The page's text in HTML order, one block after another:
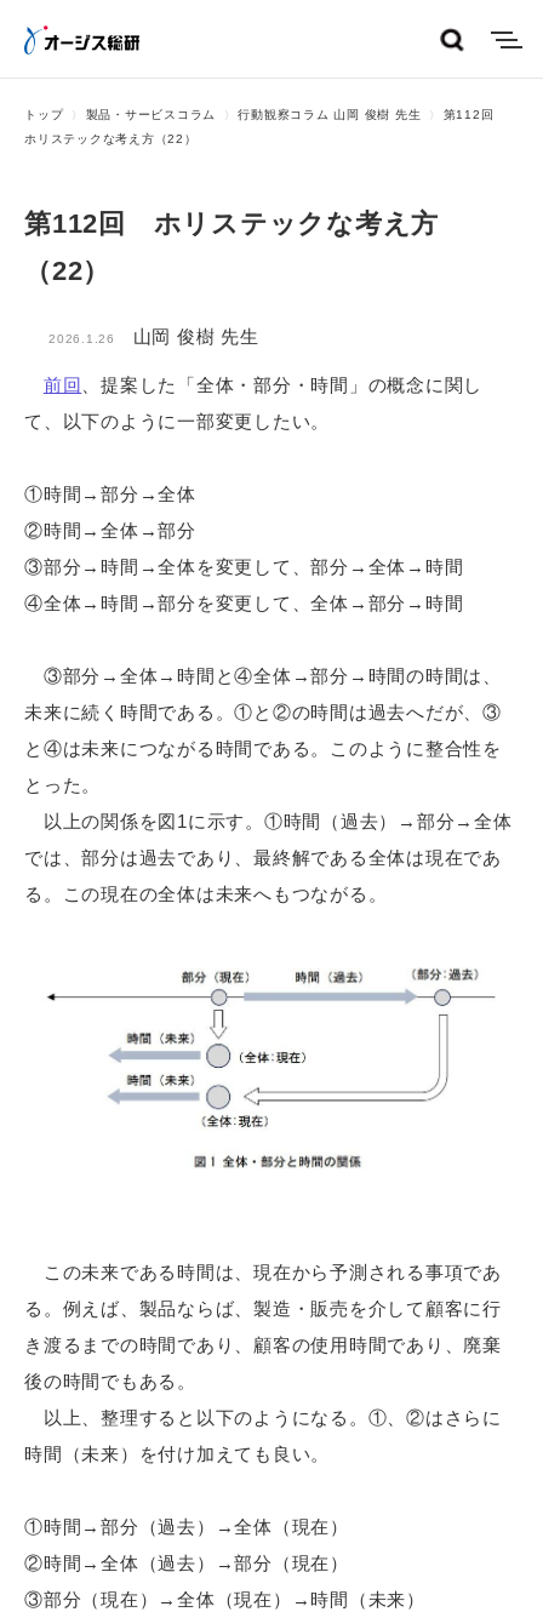
トップ 製品・サービスコラム 行動観察コラム 山岡 俊樹 先生
第112回
ホリステックな考え方（22）
第112回 ホリステックな考え方
（22）
2026.1.26 山岡 俊樹 先生
前回
、提案した「全体・部分・時間」の概念に関し
て、以下のように一部変更したい。
①時間→部分→全体
②時間→全体→部分
③部分→時間→全体を変更して、部分→全体→時間
④全体→時間→部分を変更して、全体→部分→時間
③部分→全体→時間と④全体→部分→時間の時間は、
未来に続く時間である。①と②の時間は過去へだが、③
と④は未来につながる時間である。このように整合性を
とった。
以上の関係を図1に示す。①時間（過去）→部分→全体
では、部分は過去であり、最終解である全体は現在であ
る。この現在の全体は未来へもつながる。
この未来である時間は、現在から予測される事項であ
る。例えば、製品ならば、製造・販売を介して顧客に行
き渡るまでの時間であり、顧客の使用時間であり、廃棄
後の時間でもある。
以上、整理すると以下のようになる。①、②はさらに
時間（未来）を付け加えても良い。
①時間→部分（過去）→全体（現在）
②時間→全体（過去）→部分（現在）
③部分（現在）→全体（現在）→時間（未来）